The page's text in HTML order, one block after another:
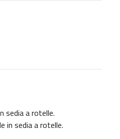
sedia a rotelle.
in sedia a rotelle.